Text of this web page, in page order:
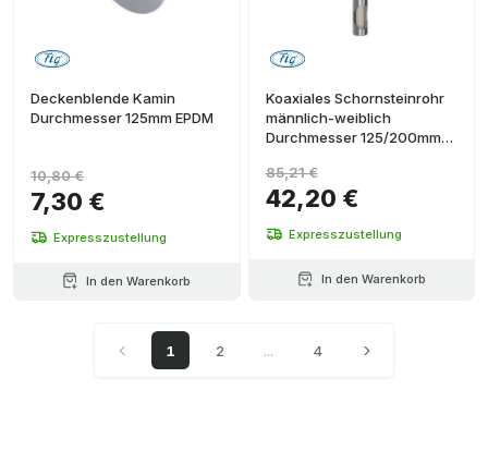
Deckenblende Kamin
Durchmesser 125mm EPDM
7,30 €
10,80 €
Expresszustellung
In den Warenkorb
Koaxiales Schornsteinrohr
männlich-weiblich
Durchmesser 125/200mm
Polypropylen/Edelstahl
42,20 €
85,21 €
Expresszustellung
In den Warenkorb
1 2 ... 4